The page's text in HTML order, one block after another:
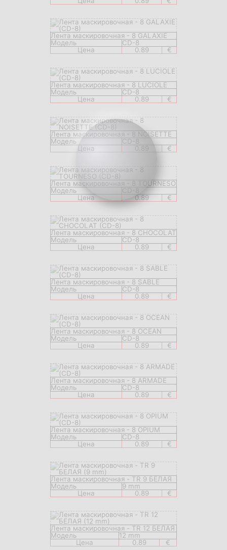
Лента маскировочная - 8 GALAXIE
Модель
CD-8
Цена
0.89 €
Лента маскировочная - 8 LUCIOLE
Модель
CD-8
Цена
0.89 €
Лента маскировочная - 8 NOISETTE
Модель
CD-8
Цена
0.89 €
Лента маскировочная - 8 TOURNESO
Модель
CD-8
Цена
0.89 €
Лента маскировочная - 8 CHOCOLAT
Модель
CD-8
Цена
0.89 €
Лента маскировочная - 8 SABLE
Модель
CD-8
Цена
0.89 €
Лента маскировочная - 8 OCEAN
Модель
CD-8
Цена
0.89 €
Лента маскировочная - 8 ARMADE
Модель
CD-8
Цена
0.89 €
Лента маскировочная - 8 OPIUM
Модель
CD-8
Цена
0.89 €
Лента маскировочная - TR 9 БЕЛАЯ
Модель
9 mm
Цена
0.89 €
Лента маскировочная - TR 12 БЕЛАЯ
Модель
12 mm
Цена
0.89 €